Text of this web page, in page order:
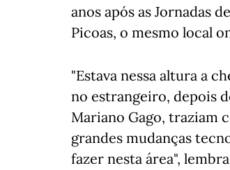
anos após as Jornadas
Picoas, o mesmo local
"Estava nessa altura a
no estrangeiro, depois
Mariano Gago, traziam
grandes mudanças
fazer nesta área",